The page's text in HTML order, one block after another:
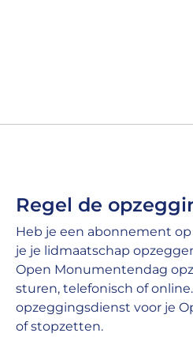
Regel de
Heb je een abonnement
je je lidmaatschap
Open Monumentendag
sturen, telefonisch of
opzeggingsdienst voor je
of stopzetten.